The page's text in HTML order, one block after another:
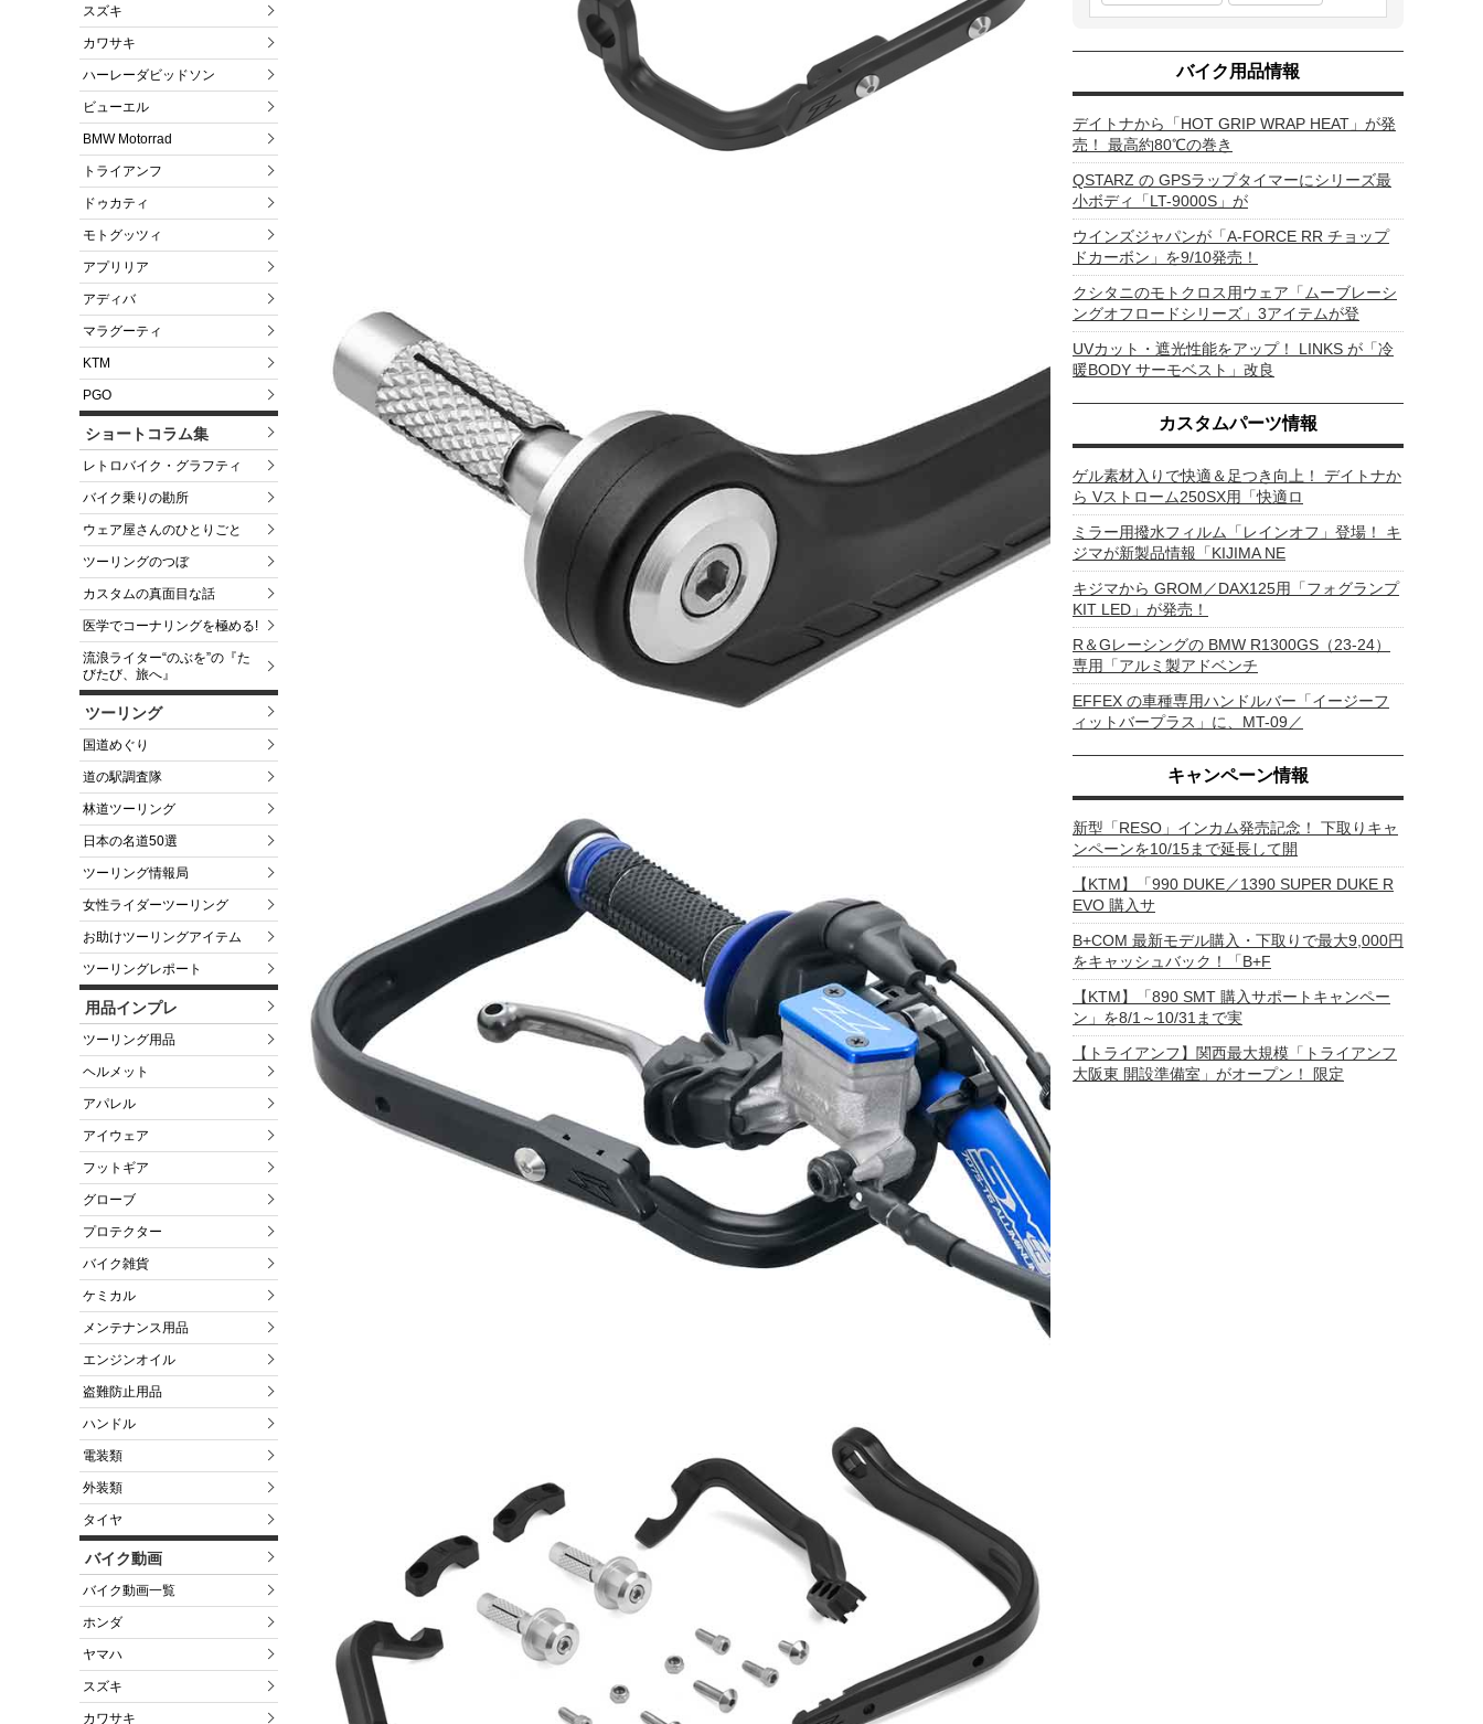
スズキ
カワサキ
ハーレーダビッドソン
ビューエル
BMW Motorrad
トライアンフ
ドゥカティ
モトグッツィ
アプリリア
アディバ
マラグーティ
KTM
PGO
ショートコラム集
レトロバイク・グラフティ
バイク乗りの勘所
ウェア屋さんのひとりごと
ツーリングのつぼ
カスタムの真面目な話
医学でコーナリングを極める!
流浪ライター“のぶを”の『た
びたび、旅へ』
ツーリング
国道めぐり
道の駅調査隊
林道ツーリング
日本の名道50選
ツーリング情報局
女性ライダーツーリング
お助けツーリングアイテム
ツーリングレポート
用品インプレ
ツーリング用品
ヘルメット
アパレル
アイウェア
フットギア
グローブ
プロテクター
バイク雑貨
ケミカル
メンテナンス用品
エンジンオイル
盗難防止用品
ハンドル
電装類
外装類
タイヤ
バイク動画
バイク動画一覧
ホンダ
ヤマハ
スズキ
カワサキ
バイク用品情報
デイトナから「HOT GRIP WRAP HEAT」が発
売！ 最高約80℃の巻き
QSTARZ の GPSラップタイマーにシリーズ最
小ボディ「LT-9000S」が
ウインズジャパンが「A-FORCE RR チョップ
ドカーボン」を9/10発売！
クシタニのモトクロス用ウェア「ムーブレーシ
ングオフロードシリーズ」3アイテムが登
UVカット・遮光性能をアップ！ LINKS が「冷
暖BODY サーモベスト」改良
カスタムパーツ情報
ゲル素材入りで快適＆足つき向上！ デイトナか
ら Vストローム250SX用「快適ロ
ミラー用撥水フィルム「レインオフ」登場！ キ
ジマが新製品情報「KIJIMA NE
キジマから GROM／DAX125用「フォグランプ
KIT LED」が発売！
R＆Gレーシングの BMW R1300GS（23-24）
専用「アルミ製アドベンチ
EFFEX の車種専用ハンドルバー「イージーフ
ィットバープラス」に、MT-09／
キャンペーン情報
新型「RESO」インカム発売記念！ 下取りキャ
ンペーンを10/15まで延長して開
【KTM】「990 DUKE／1390 SUPER DUKE R
EVO 購入サ
B+COM 最新モデル購入・下取りで最大9,000円
をキャッシュバック！「B+F
【KTM】「890 SMT 購入サポートキャンペー
ン」を8/1～10/31まで実
【トライアンフ】関西最大規模「トライアンフ
大阪東 開設準備室」がオープン！ 限定